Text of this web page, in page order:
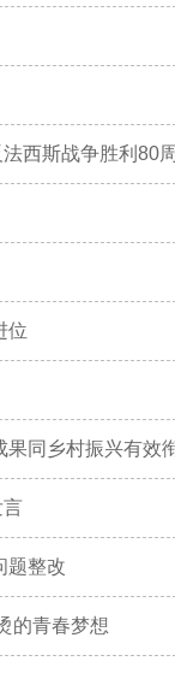
位
言
题整改
的青春梦想